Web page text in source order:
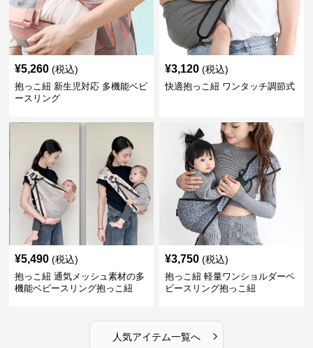
¥5,260 (税込)
抱っこ紐 新生児対応 多機能ベビ
ースリング
¥3,120 (税込)
快適抱っこ紐 ワンタッチ調節式
¥5,490 (税込)
抱っこ紐 通気メッシュ素材の多
機能ベビースリング抱っこ紐
¥3,750 (税込)
抱っこ紐 軽量ワンショルダーベ
ビースリング抱っこ紐
人気アイテム一覧へ ›